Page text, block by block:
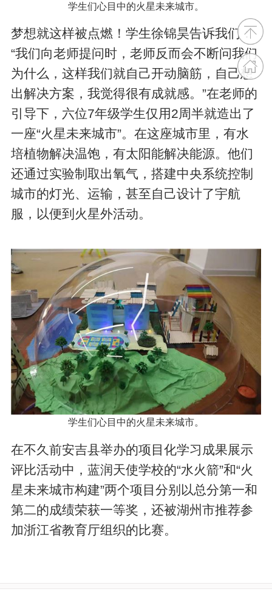
学生们心目中的火星未来城市。
梦想就这样被点燃！学生徐锦昊告诉我们：
“我们向老师提问时，老师反而会不断问我们
为什么，这样我们就自己开动脑筋，自己想
出解决方案，我觉得很有成就感。”在老师的
引导下，六位7年级学生仅用2周半就造出了
一座“火星未来城市”。在这座城市里，有水
培植物解决温饱，有太阳能解决能源。他们
还通过实验制取出氧气，搭建中央系统控制
城市的灯光、运输，甚至自己设计了宇航
服，以便到火星外活动。
学生们心目中的火星未来城市。
在不久前安吉县举办的项目化学习成果展示
评比活动中，蓝润天使学校的“水火箭”和“火
星未来城市构建”两个项目分别以总分第一和
第二的成绩荣获一等奖，还被湖州市推荐参
加浙江省教育厅组织的比赛。